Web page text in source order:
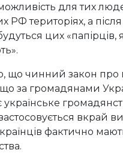
для тих
РФ територіях, а
цих «папірців,
що чинний закон про
за громадянами
українське
вкрай
фактично